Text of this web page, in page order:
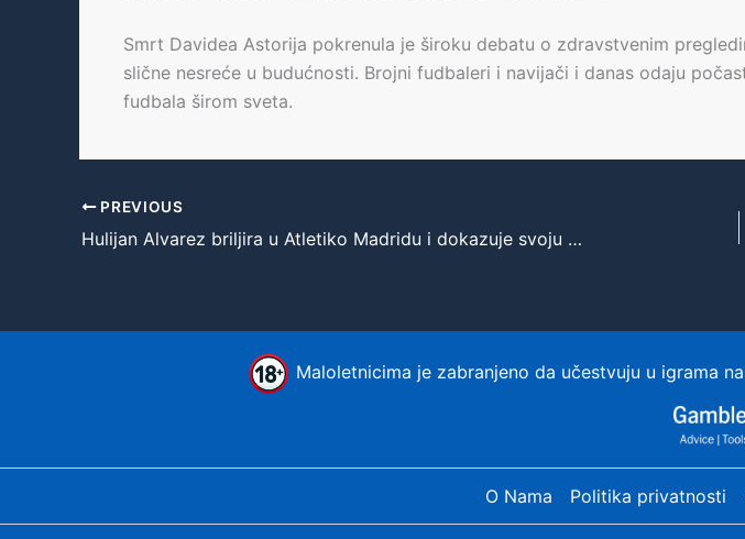
Smrt Davidea Astorija pokrenula je široku debatu o zdravstvenim
slične nesreće u budućnosti. Brojni fudbaleri i navijači i danas odaju
fudbala širom sveta.
PREVIOUS
Hulijan Alvarez briljira u Atletiko Madridu i dokazuje svoju vrednost
Maloletnicima je zabranjeno da učestvuju u igrama
O Nama Politika privatnosti